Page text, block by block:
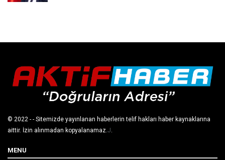
© 2022 - - Sitemizde yayınlanan haberlerin telif hakları haber kaynaklarına
aittir. İzin alınmadan kopyalanamaz. J
MENU